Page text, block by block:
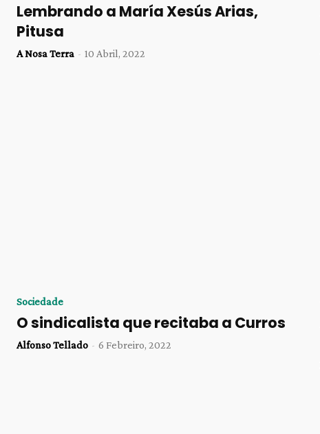
Lembrando a María Xesús Arias,
Pitusa
A Nosa Terra - 10 Abril, 2022
Sociedade
O sindicalista que recitaba a Curros
Alfonso Tellado - 6 Febreiro, 2022